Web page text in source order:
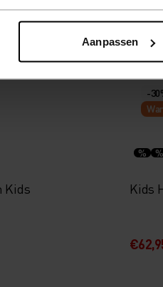
Aanpassen€31,45
Kids
-
% %
Kids